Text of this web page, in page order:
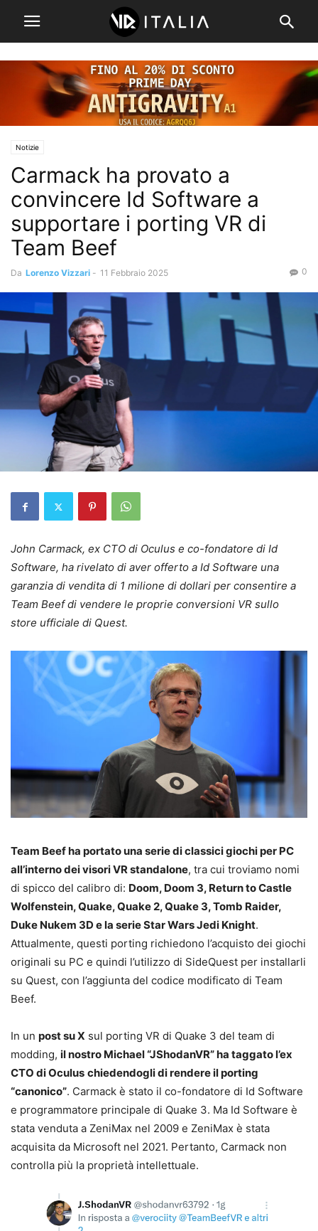
Notizie
Carmack ha provato a
convincere Id Software a
supportare i porting VR di
Team Beef
Da Lorenzo Vizzari - 11 Febbraio 2025 0
John Carmack, ex CTO di Oculus e co-fondatore di Id
Software, ha rivelato di aver offerto a Id Software una
garanzia di vendita di 1 milione di dollari per consentire a
Team Beef di vendere le proprie conversioni VR sullo
store ufficiale di Quest.
Team Beef ha portato una serie di classici giochi per PC
all’interno dei visori VR standalone, tra cui troviamo nomi
di spicco del calibro di: Doom, Doom 3, Return to Castle
Wolfenstein, Quake, Quake 2, Quake 3, Tomb Raider,
Duke Nukem 3D e la serie Star Wars Jedi Knight.
Attualmente, questi porting richiedono l’acquisto dei giochi
originali su PC e quindi l’utilizzo di SideQuest per installarli
su Quest, con l’aggiunta del codice modificato di Team
Beef.
In un post su X sul porting VR di Quake 3 del team di
modding, il nostro Michael “JShodanVR” ha taggato l’ex
CTO di Oculus chiedendogli di rendere il porting
“canonico”. Carmack è stato il co-fondatore di Id Software
e programmatore principale di Quake 3. Ma Id Software è
stata venduta a ZeniMax nel 2009 e ZeniMax è stata
acquisita da Microsoft nel 2021. Pertanto, Carmack non
controlla più la proprietà intellettuale.